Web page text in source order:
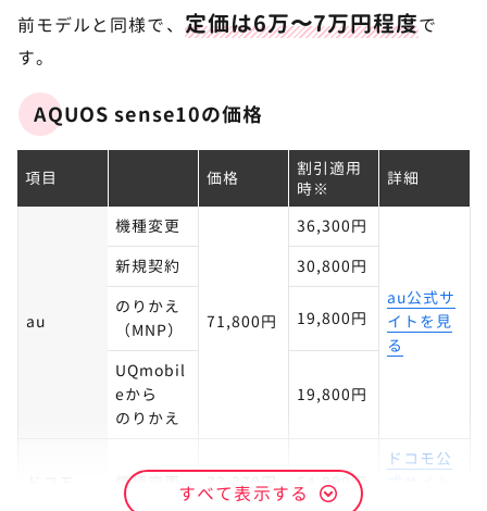
前モデルと同様で、 定価は6万〜7万円程度で
す。
AQUOS sense10の価格
項目 価格
割引適用
時※
詳細
au
機種変更
71,800円
36,300円
au公式サ
イトを見
る
新規契約
30,800円
のりかえ
（MNP）
19,800円
UQmobil
eから
のりかえ
19,800円
機種変更 73,370円 54,890円
ドコモ公
すべて表示する